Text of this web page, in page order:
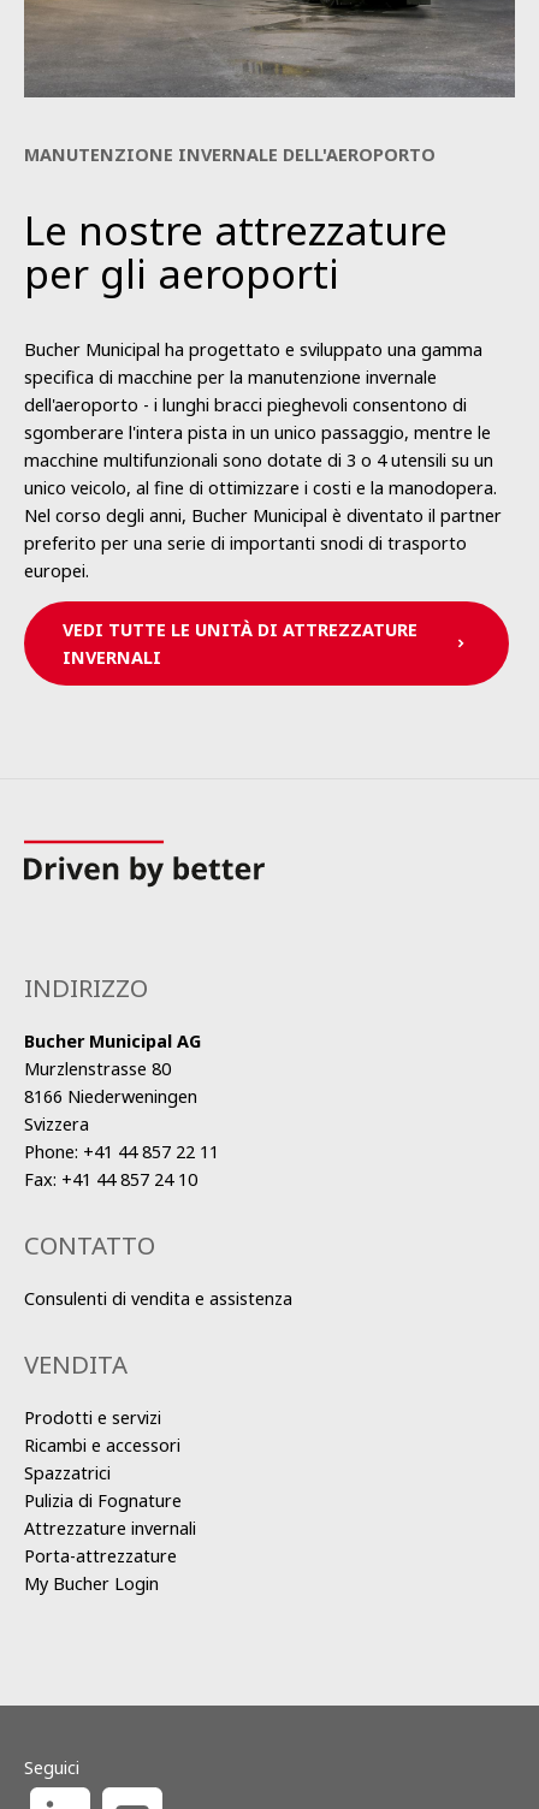
MANUTENZIONE INVERNALE DELL'AEROPORTO
Le nostre attrezzature
per gli aeroporti
Bucher Municipal ha progettato e sviluppato una gamma
specifica di macchine per la manutenzione invernale
dell'aeroporto - i lunghi bracci pieghevoli consentono di
sgomberare l'intera pista in un unico passaggio, mentre le
macchine multifunzionali sono dotate di 3 o 4 utensili su un
unico veicolo, al fine di ottimizzare i costi e la manodopera.
Nel corso degli anni, Bucher Municipal è diventato il partner
preferito per una serie di importanti snodi di trasporto
europei.
VEDI TUTTE LE UNITÀ DI ATTREZZATURE
INVERNALI
INDIRIZZO
Bucher Municipal AG
Murzlenstrasse 80
8166 Niederweningen
Svizzera
Phone: +41 44 857 22 11
Fax: +41 44 857 24 10
CONTATTO
Consulenti di vendita e assistenza
VENDITA
Prodotti e servizi
Ricambi e accessori
Spazzatrici
Pulizia di Fognature
Attrezzature invernali
Porta-attrezzature
My Bucher Login
Seguici